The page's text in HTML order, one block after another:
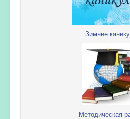
Зимние
Методическая